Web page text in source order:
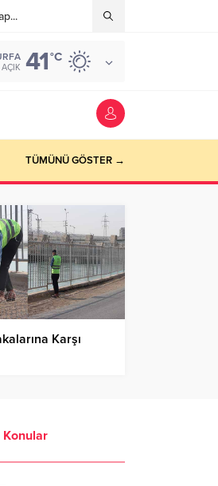
AÇIK 41°C
TÜMÜNÜ GÖSTER →
Karşı
Konular